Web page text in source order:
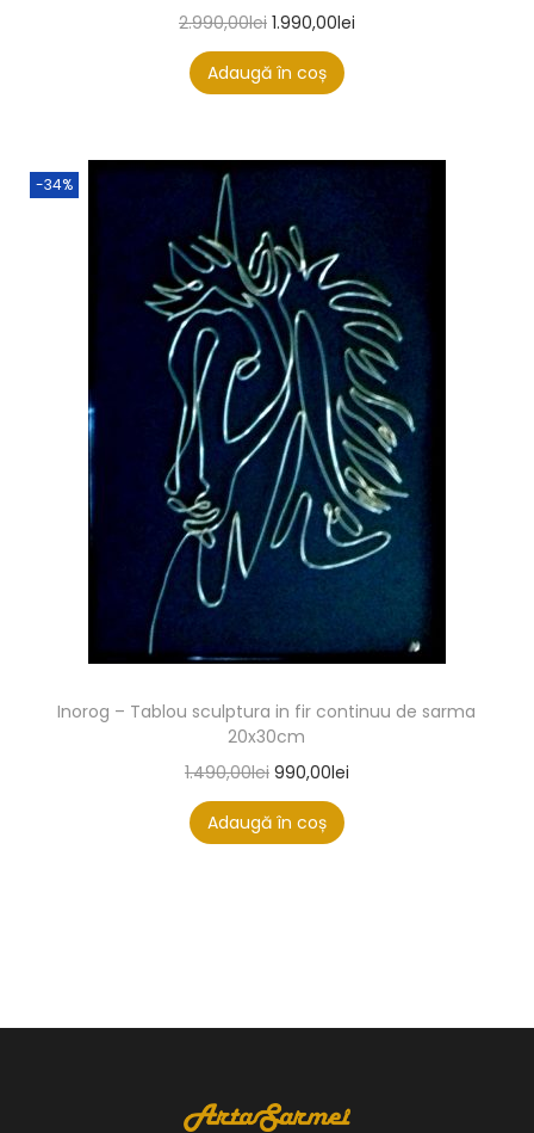
2.990,00lei 1.990,00lei
Adaugă în coș
-34%
Inorog – Tablou sculptura in fir continuu de sarma
20x30cm
1.490,00lei 990,00lei
Adaugă în coș